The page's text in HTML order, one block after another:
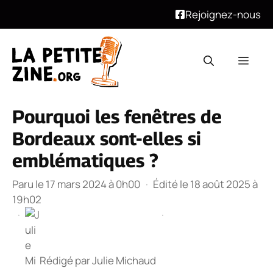
Rejoignez-nous
contenu
Pourquoi les fenêtres de
Bordeaux sont-elles si
emblématiques ?
Paru le 17 mars 2024 à 0h00 · Édité le 18 août 2025 à
19h02
·
Rédigé parJulie Michaud
·